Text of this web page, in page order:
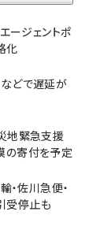
ージェントポ
化
などで遅延が
地緊急支援
の寄付を予定
・佐川急便・
受停止も